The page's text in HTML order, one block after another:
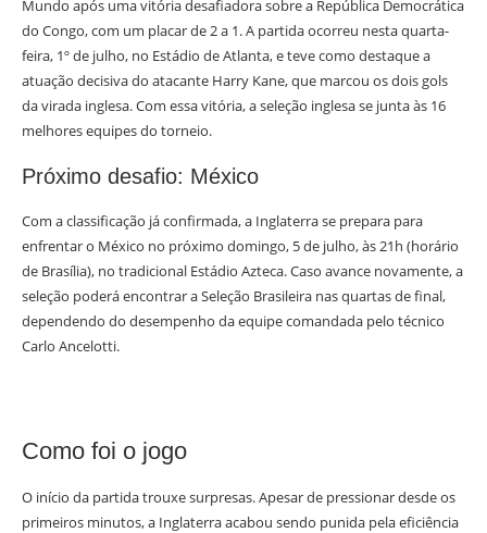
Mundo após uma vitória desafiadora sobre a República Democrática
do Congo, com um placar de 2 a 1. A partida ocorreu nesta quarta-
feira, 1º de julho, no Estádio de Atlanta, e teve como destaque a
atuação decisiva do atacante Harry Kane, que marcou os dois gols
da virada inglesa. Com essa vitória, a seleção inglesa se junta às 16
melhores equipes do torneio.
Próximo desafio: México
Com a classificação já confirmada, a Inglaterra se prepara para
enfrentar o México no próximo domingo, 5 de julho, às 21h (horário
de Brasília), no tradicional Estádio Azteca. Caso avance novamente, a
seleção poderá encontrar a Seleção Brasileira nas quartas de final,
dependendo do desempenho da equipe comandada pelo técnico
Carlo Ancelotti.
Como foi o jogo
O início da partida trouxe surpresas. Apesar de pressionar desde os
primeiros minutos, a Inglaterra acabou sendo punida pela eficiência